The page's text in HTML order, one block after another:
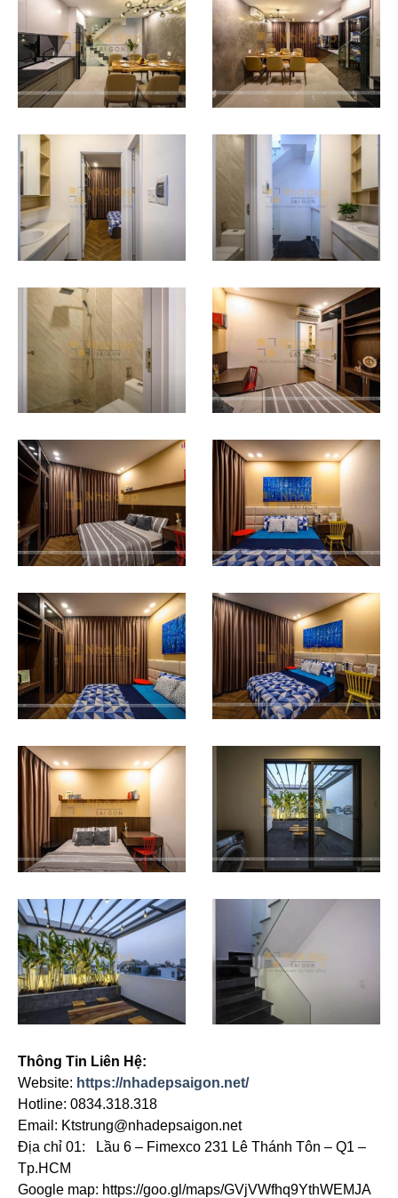
Thông Tin Liên Hệ:
Website: https://nhadepsaigon.net/
Hotline: 0834.318.318
Email: Ktstrung@nhadepsaigon.net
Địa chỉ 01: Lầu 6 – Fimexco 231 Lê Thánh Tôn – Q1 –
Tp.HCM
Google map: https://goo.gl/maps/GVjVWfhq9YthWEMJA